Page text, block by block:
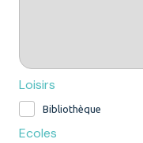
Loisirs
Bibliothèque
Ecoles